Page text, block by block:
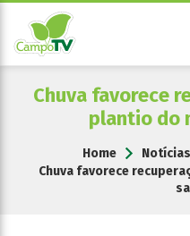
Pular
conteúdo
Chuva favorece
plantio do
Home Notícias
Chuva favorece